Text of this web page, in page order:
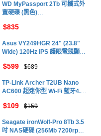
WD MyPassport 2Tb 可攜式外
置硬碟 (黑色)
$835
Asus VY249HGR 24" (23.8"
Wide) 120Hz iPS 護眼電競顯示
$599 $689
TP-Link Archer T2UB Nano
AC600 超迷你型 Wi-Fi 藍牙4.2
$109 $159
Seagate ironWolf-Pro 8Tb 3.5
吋 NAS硬碟 (256Mb 7200rpm